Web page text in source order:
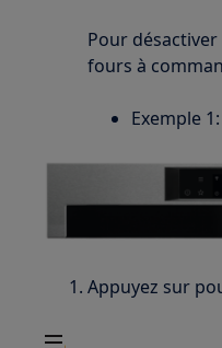
Pour
fours à
Exemple 1:
Appuyez sur